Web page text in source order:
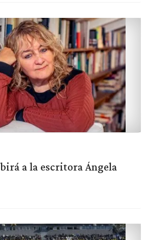
a la escritora Ángela